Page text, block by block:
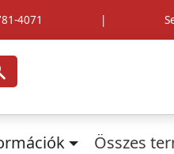
4071 |
Összes